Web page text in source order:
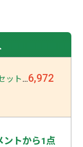
ット …6,972
ントから1点